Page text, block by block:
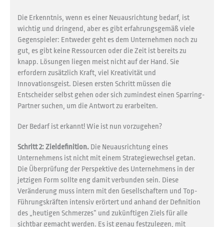
Die Erkenntnis, wenn es einer Neuausrichtung bedarf, ist
wichtig und dringend, aber es gibt erfahrungsgemäß viele
Gegenspieler: Entweder geht es dem Unternehmen noch zu
gut, es gibt keine Ressourcen oder die Zeit ist bereits zu
knapp. Lösungen liegen meist nicht auf der Hand. Sie
erfordern zusätzlich Kraft, viel Kreativität und
Innovationsgeist. Diesen ersten Schritt müssen die
Entscheider selbst gehen oder sich zumindest einen Sparring-
Partner suchen, um die Antwort zu erarbeiten.
Der Bedarf ist erkannt! Wie ist nun vorzugehen?
Schritt 2: Zieldefinition. Die Neuausrichtung eines
Unternehmens ist nicht mit einem Strategiewechsel getan.
Die Überprüfung der Perspektive des Unternehmens in der
jetzigen Form sollte eng damit verbunden sein. Diese
Veränderung muss intern mit den Gesellschaftern und Top-
Führungskräften intensiv erörtert und anhand der Definition
des „heutigen Schmerzes“ und zukünftigen Ziels für alle
sichtbar gemacht werden. Es ist genau festzulegen, mit